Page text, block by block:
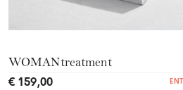
WOMANtreatment
€ 159,00